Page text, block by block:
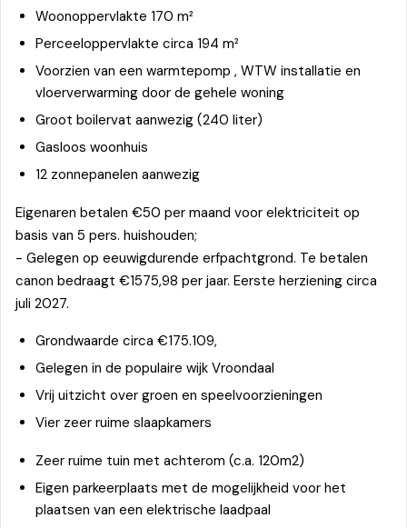
Woonoppervlakte 170 m²
Perceeloppervlakte circa 194 m²
Voorzien van een warmtepomp , WTW installatie en
vloerverwarming door de gehele woning
Groot boilervat aanwezig (240 liter)
Gasloos woonhuis
12 zonnepanelen aanwezig
Eigenaren betalen €50 per maand voor elektriciteit op
basis van 5 pers. huishouden;
- Gelegen op eeuwigdurende erfpachtgrond. Te betalen
canon bedraagt €1575,98 per jaar. Eerste herziening circa
juli 2027.
Grondwaarde circa €175.109,
Gelegen in de populaire wijk Vroondaal
Vrij uitzicht over groen en speelvoorzieningen
Vier zeer ruime slaapkamers
Zeer ruime tuin met achterom (c.a. 120m2)
Eigen parkeerplaats met de mogelijkheid voor het
plaatsen van een elektrische laadpaal